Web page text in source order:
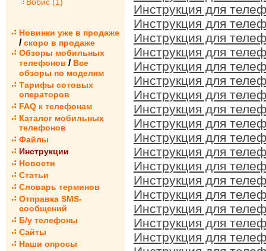
Новинки уже в продаже
/ скоро в продаже
Обзоры мобильных
телефонов / Все
обзоры по моделям
Тарифы сотовых
операторов
FAQ к телефонам
Каталог мобильных
телефонов
Файлы
Инструкции
Новости
Статьи
Словарь терминов
Отправка SMS-
сообщений
Б/у телефоны
Сайты
Наши опросы
Инструкция для
Инструкция для
Инструкция для
Инструкция для
Инструкция для
Инструкция для
Инструкция для
Инструкция для
Инструкция для
Инструкция для
Инструкция для
Инструкция для
Инструкция для
Инструкция для
Инструкция для
Инструкция для
Инструкция для